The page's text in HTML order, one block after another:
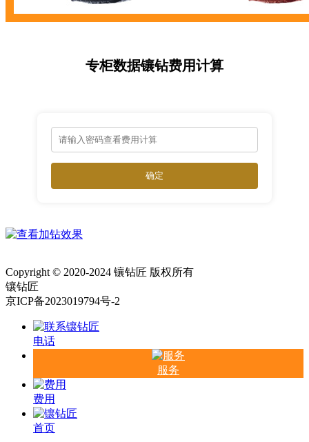
专柜数据镶钻费用计算
确定
Copyright © 2020-2024 镶钻匠 版权所有
镶钻匠
京ICP备2023019794号-2
电话
服务
费用
首页